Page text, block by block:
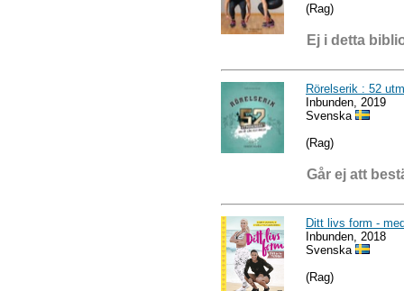
(Rag)
Ej i detta
Rörelserik : 52
Inbunden, 2019
Svenska
(Rag)
Går ej att
Ditt livs form -
Inbunden, 2018
Svenska
(Rag)